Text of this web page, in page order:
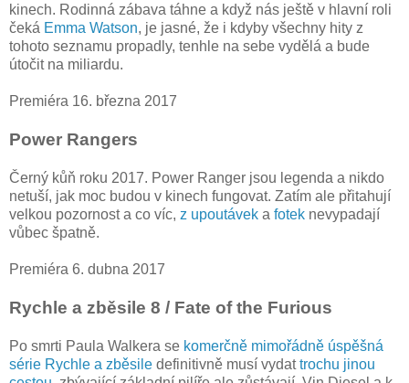
kinech. Rodinná zábava táhne a když nás ještě v hlavní roli
čeká Emma Watson, je jasné, že i kdyby všechny hity z
tohoto seznamu propadly, tenhle na sebe vydělá a bude
útočit na miliardu.
Premiéra 16. března 2017
Power Rangers
Černý kůň roku 2017. Power Ranger jsou legenda a nikdo
netuší, jak moc budou v kinech fungovat. Zatím ale přitahují
velkou pozornost a co víc, z upoutávek a fotek nevypadají
vůbec špatně.
Premiéra 6. dubna 2017
Rychle a zběsile 8 / Fate of the Furious
Po smrti Paula Walkera se komerčně mimořádně úspěšná
série Rychle a zběsile definitivně musí vydattrochu jinou